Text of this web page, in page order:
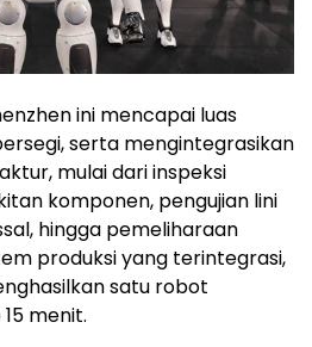
ini mencapai luas
serta mengintegrasikan
mulai dari inspeksi
komponen, pengujian lini
hingga pemeliharaan
produksi yang terintegrasi,
satu robot
menit.